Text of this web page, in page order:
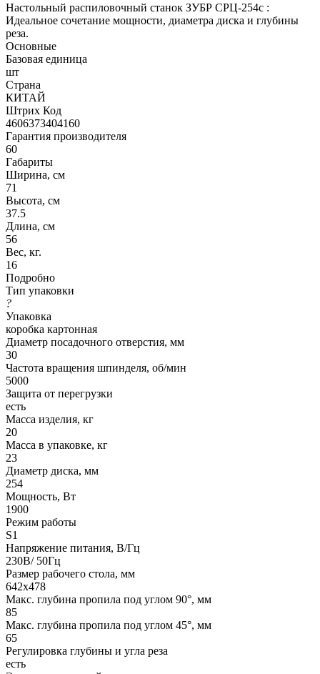
Настольный распиловочный станок ЗУБР СРЦ-254с :
Идеальное сочетание мощности, диаметра диска и глубины
реза.
Основные
Базовая единица
шт
Страна
КИТАЙ
Штрих Код
4606373404160
Гарантия производителя
60
Габариты
Ширина, см
71
Высота, см
37.5
Длина, см
56
Вес, кг.
16
Подробно
Тип упаковки
?
Упаковка
коробка картонная
Диаметр посадочного отверстия, мм
30
Частота вращения шпинделя, об/мин
5000
Защита от перегрузки
есть
Масса изделия, кг
20
Масса в упаковке, кг
23
Диаметр диска, мм
254
Мощность, Вт
1900
Режим работы
S1
Напряжение питания, В/Гц
230В/ 50Гц
Размер рабочего стола, мм
642x478
Макс. глубина пропила под углом 90°, мм
85
Макс. глубина пропила под углом 45°, мм
65
Регулировка глубины и угла реза
есть